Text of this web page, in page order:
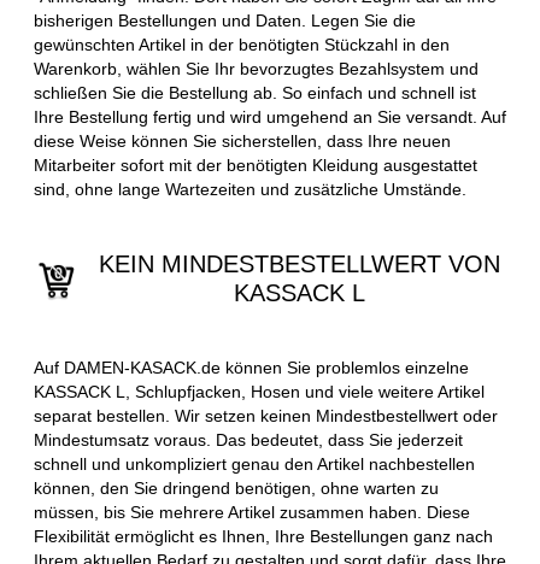
bisherigen Bestellungen und Daten. Legen Sie die
gewünschten Artikel in der benötigten Stückzahl in den
Warenkorb, wählen Sie Ihr bevorzugtes Bezahlsystem und
schließen Sie die Bestellung ab. So einfach und schnell ist
Ihre Bestellung fertig und wird umgehend an Sie versandt. Auf
diese Weise können Sie sicherstellen, dass Ihre neuen
Mitarbeiter sofort mit der benötigten Kleidung ausgestattet
sind, ohne lange Wartezeiten und zusätzliche Umstände.
KEIN MINDESTBESTELLWERT VON
KASSACK L
Auf DAMEN-KASACK.de können Sie problemlos einzelne
KASSACK L, Schlupfjacken, Hosen und viele weitere Artikel
separat bestellen. Wir setzen keinen Mindestbestellwert oder
Mindestumsatz voraus. Das bedeutet, dass Sie jederzeit
schnell und unkompliziert genau den Artikel nachbestellen
können, den Sie dringend benötigen, ohne warten zu
müssen, bis Sie mehrere Artikel zusammen haben. Diese
Flexibilität ermöglicht es Ihnen, Ihre Bestellungen ganz nach